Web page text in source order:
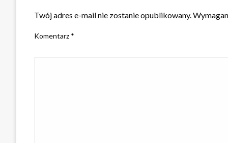
Twój adres e-mail nie zostanie opublikowany.
Komentarz *